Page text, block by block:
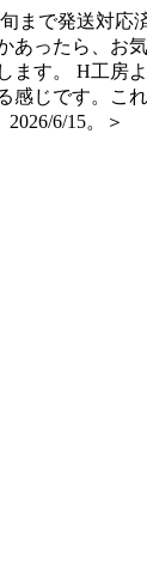
まで発送対
ったら、
す。 H工房
じです。
6/15。＞